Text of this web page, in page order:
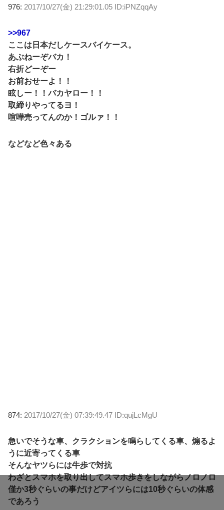
976: 2017/10/27(金) 21:29:01.05 ID:iPNZqqAy
>>967
ここは日本だしケースバイケース。
あぶねーぞバカ！
右折どーぞー
お前おせーよ！！
眩しー！！バカヤロー！！
取締りやってるヨ！
喧嘩売ってんのか！ゴルァ！！
などなど色々ある
874: 2017/10/27(金) 07:39:49.47 ID:qujLcMgU
急いでそうな車、クラクションを鳴らしてくる車、煽るよ
うに近寄ってくる車
そんなヤツらには牛歩で対抗
わざとスマホを取り出してスマホ歩きをしながらノロノロ
僅か3秒ぐらいの事だけどアイツらには10秒ぐらいの体感
であろう